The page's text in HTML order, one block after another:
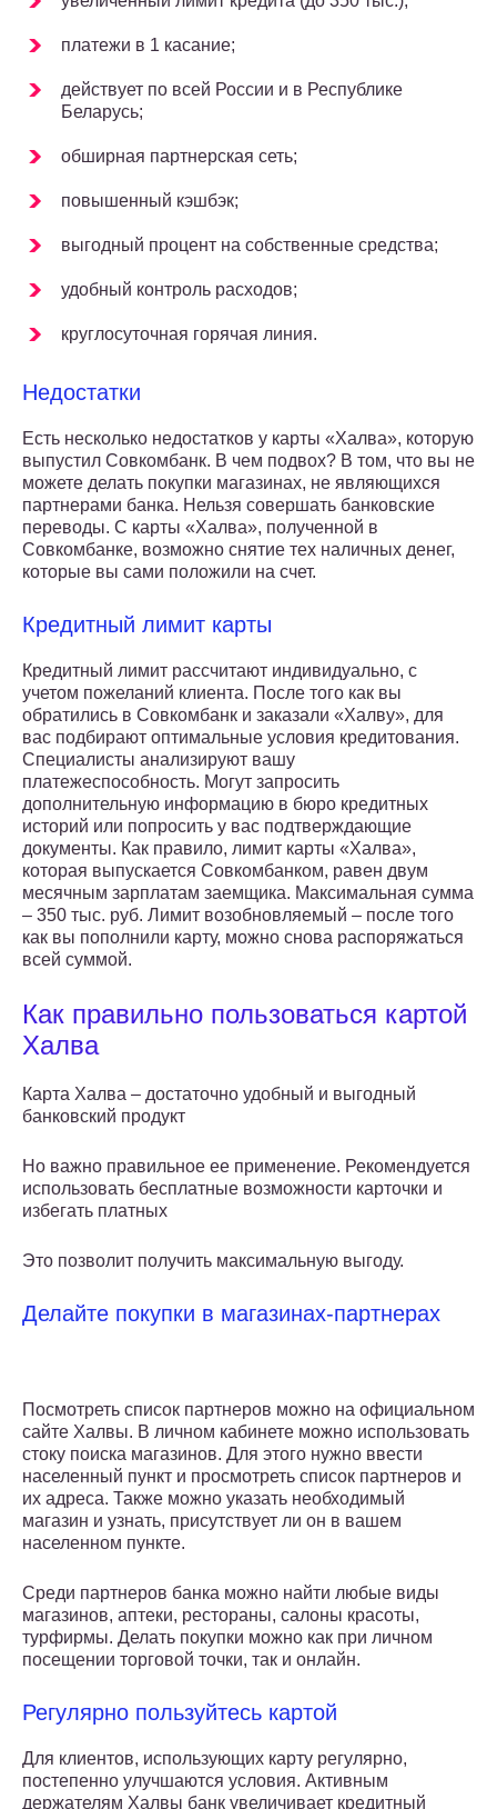
платежи в 1 касание;
действует по всей России и в Республике
Беларусь;
обширная партнерская сеть;
повышенный кэшбэк;
выгодный процент на собственные средства;
удобный контроль расходов;
круглосуточная горячая линия.
Недостатки
Есть несколько недостатков у карты «Халва», которую
выпустил Совкомбанк. В чем подвох? В том, что вы не
можете делать покупки магазинах, не являющихся
партнерами банка. Нельзя совершать банковские
переводы. С карты «Халва», полученной в
Совкомбанке, возможно снятие тех наличных денег,
которые вы сами положили на счет.
Кредитный лимит карты
Кредитный лимит рассчитают индивидуально, с
учетом пожеланий клиента. После того как вы
обратились в Совкомбанк и заказали «Халву», для
вас подбирают оптимальные условия кредитования.
Специалисты анализируют вашу
платежеспособность. Могут запросить
дополнительную информацию в бюро кредитных
историй или попросить у вас подтверждающие
документы. Как правило, лимит карты «Халва»,
которая выпускается Совкомбанком, равен двум
месячным зарплатам заемщика. Максимальная сумма
– 350 тыс. руб. Лимит возобновляемый – после того
как вы пополнили карту, можно снова распоряжаться
всей суммой.
Как правильно пользоваться картой
Халва
Карта Халва – достаточно удобный и выгодный
банковский продукт
Но важно правильное ее применение. Рекомендуется
использовать бесплатные возможности карточки и
избегать платных
Это позволит получить максимальную выгоду.
Делайте покупки в магазинах-партнерах
Посмотреть список партнеров можно на официальном
сайте Халвы. В личном кабинете можно использовать
стоку поиска магазинов. Для этого нужно ввести
населенный пункт и просмотреть список партнеров и
их адреса. Также можно указать необходимый
магазин и узнать, присутствует ли он в вашем
населенном пункте.
Среди партнеров банка можно найти любые виды
магазинов, аптеки, рестораны, салоны красоты,
турфирмы. Делать покупки можно как при личном
посещении торговой точки, так и онлайн.
Регулярно пользуйтесь картой
Для клиентов, использующих карту регулярно,
постепенно улучшаются условия. Активным
держателям Халвы банк увеличивает кредитный